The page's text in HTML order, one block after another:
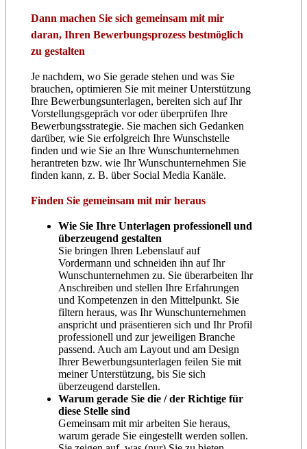
Dann machen Sie sich gemeinsam mit mir
daran, Ihren Bewerbungsprozess bestmöglich
zu gestalten
Je nachdem, wo Sie gerade stehen und was Sie
brauchen, optimieren Sie mit meiner Unterstützung
Ihre Bewerbungsunterlagen, bereiten sich auf Ihr
Vorstellungsgepräch vor oder überprüfen Ihre
Bewerbungsstrategie. Sie machen sich Gedanken
darüber, wie Sie erfolgreich Ihre Wunschstelle
finden und wie Sie an Ihre Wunschunternehmen
herantreten bzw. wie Ihr Wunschunternehmen Sie
finden kann, z. B. über Social Media Kanäle.
Finden Sie gemeinsam mit mir heraus
Wie Sie Ihre Unterlagen professionell und
überzeugend gestalten
Sie bringen Ihren Lebenslauf auf
Vordermann und schneiden ihn auf Ihr
Wunschunternehmen zu. Sie überarbeiten Ihr
Anschreiben und stellen Ihre Erfahrungen
und Kompetenzen in den Mittelpunkt. Sie
filtern heraus, was Ihr Wunschunternehmen
anspricht und präsentieren sich und Ihr Profil
professionell und zur jeweiligen Branche
passend. Auch am Layout und am Design
Ihrer Bewerbungsunterlagen feilen Sie mit
meiner Unterstützung, bis Sie sich
überzeugend darstellen.
Warum gerade Sie die / der Richtige für
diese Stelle sind
Gemeinsam mit mir arbeiten Sie heraus,
warum gerade Sie eingestellt werden sollen.